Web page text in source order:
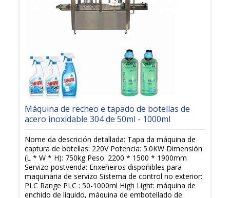
Máquina de recheo e tapado de botellas de
acero inoxidable 304 de 50ml - 1000ml
Nome da descrición detallada: Tapa da máquina de
captura de botellas: 220V Potencia: 5.0KW Dimensión
(L * W * H): 750kg Peso: 2200 * 1500 * 1900mm
Servizo postvenda: Enxeñeiros dispoñibles para
maquinaria de servizo Sistema de control no exterior:
PLC Range PLC : 50-1000ml High Light: máquina de
enchido de líquido, máquina de embotellado de